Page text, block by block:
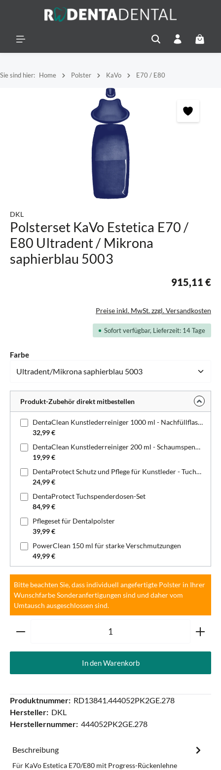
Sie sind hier: Home Polster KaVo E70 / E80
DKL
Polsterset KaVo Estetica E70 /
E80 Ultradent / Mikrona
saphierblau 5003
915,11 €
Preise inkl. MwSt. zzgl. Versandkosten
Sofort verfügbar, Lieferzeit: 14 Tage
Farbeauswählen
Produkt-Zubehör direkt mitbestellen
DentaClean Kunstlederreiniger 1000 ml - Nachfüllflasche
32,99 €
DentaClean Kunstlederreiniger 200 ml - Schaumspenderflasche
19,99 €
DentaProtect Schutz und Pflege für Kunstleder - Tuchspenderdose
24,99 €
DentaProtect Tuchspenderdosen-Set
84,99 €
Pflegeset für Dentalpolster
39,99 €
PowerClean 150 ml für starke Verschmutzungen
49,99 €
Bitte beachten Sie, dass individuell angefertigte Polster in Ihrer
Wunschfarbe Sonderanfertigungen sind und daher vom
Umtausch ausgeschlossen sind.
Produkt Anzahl: Gib den gewünschten Wert ein oder
In den Warenkorb
Produktnummer: RD13841.444052PK2GE.278
Hersteller: DKL
Herstellernummer: 444052PK2GE.278
Beschreibung
Für KaVo Estetica E70/E80 mit Progress-Rückenlehne